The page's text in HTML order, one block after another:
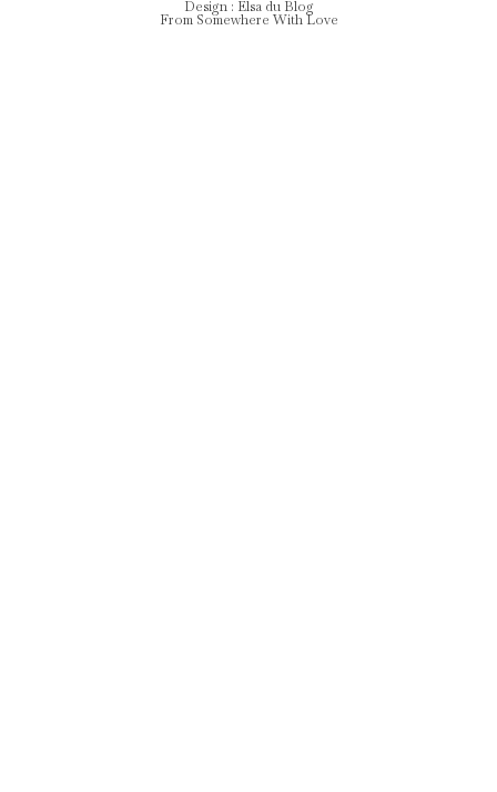
Design : Elsadu Blog
From Somewhere With Love